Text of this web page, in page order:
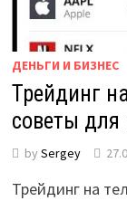
ДЕНЬГИ И БИЗНЕС
Трейдинг
советы для
by Sergey
Трейдинг на